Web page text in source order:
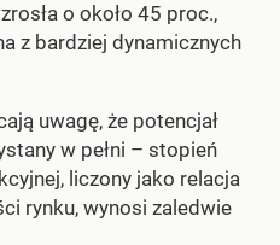
o około 45 proc.,
z bardziej dynamicznych
uwagę, że potencjał
w pełni – stopień
liczony jako relacja
rynku, wynosi zaledwie